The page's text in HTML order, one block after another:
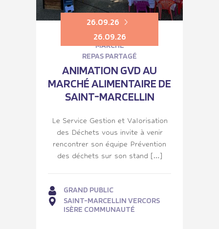
26.09.26
26.09.26
MARCHÉ
REPAS PARTAGÉ
ANIMATION GVD AU
MARCHÉ ALIMENTAIRE DE
SAINT-MARCELLIN
Le Service Gestion et Valorisation
des Déchets vous invite à venir
rencontrer son équipe Prévention
des déchets sur son stand […]
GRAND PUBLIC
SAINT-MARCELLIN VERCORS
ISÈRE COMMUNAUTÉ